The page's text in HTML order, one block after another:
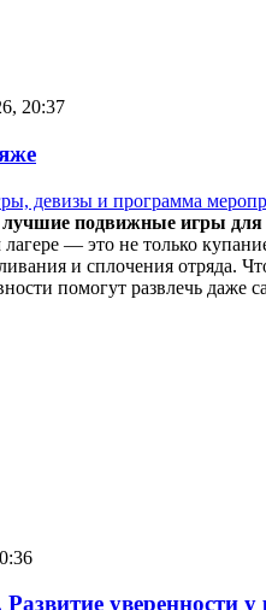
20:37
девизы и программа
подвижные игры для
— это не только
и сплочения отряда.
помогут развлечь
уверенности у